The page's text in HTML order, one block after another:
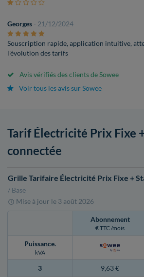
Georges - 21/12/2024
Souscription rapide, application intuitive,
l'évolution des tarifs
Avis vérifiés des clients de Sowee
Voir tous les avis sur Sowee
Tarif Électricité Prix Fixe
connectée
Grille Tarifaire Électricité Prix Fixe +
/ Base
Mise à jour le 3 août 2026
Abonnement
€ TTC /mois
Puissance.
kVA
3 9,63 €